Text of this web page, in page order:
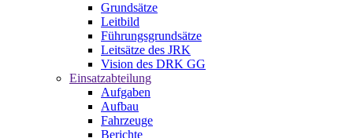
Grundsätze
Leitbild
Führungsgrundsätze
Leitsätze des JRK
Vision des DRK GG
Einsatzabteilung
Aufgaben
Aufbau
Fahrzeuge
Berichte